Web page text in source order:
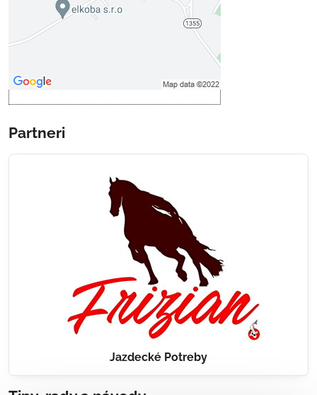
Povoliť a zapamätať - súhlas s
Partneri
Jazdecké Potreby